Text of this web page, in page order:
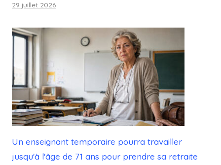
29 juillet 2026
Un enseignant temporaire pourra travailler
jusqu'à l'âge de 71 ans pour prendre sa retraite